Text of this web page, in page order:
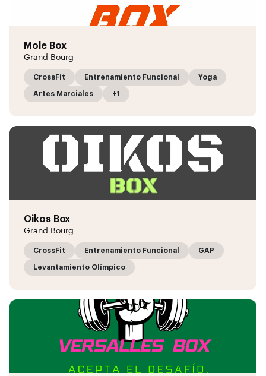
Mole Box
Grand Bourg
CrossFit Entrenamiento Funcional Yoga
Artes Marciales +1
Oikos Box
Grand Bourg
CrossFit Entrenamiento Funcional GAP
Levantamiento Olímpico